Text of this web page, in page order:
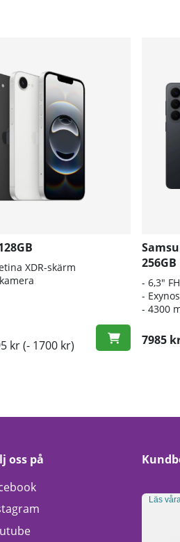
XDR-skärm
kr(- 1700 kr)
256GB
- 6,3"
- E
-4300
7985
oss på
Läs